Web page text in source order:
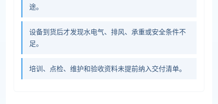
途。
设备到货后才发现水电气、排风、承重或安全条件不
足。
培训、点检、维护和验收资料未提前纳入交付清单。